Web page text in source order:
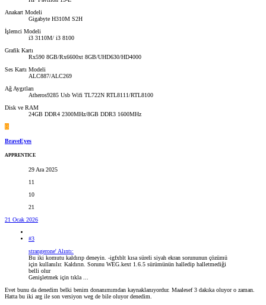
Anakart Modeli
Gigabyte H310M S2H
İşlemci Modeli
i3 3110M/ i3 8100
Grafik Kartı
Rx590 8GB/Rx6600xt 8GB/UHD630/HD4000
Ses Kartı Modeli
ALC887/ALC269
Ağ Aygıtları
Atheros9285 Usb Wifi TL722N RTL8111/RTL8100
Disk ve RAM
24GB DDR4 2300MHz/8GB DDR3 1600MHz
B
BraveEyes
APPRENTICE
29 Ara 2025
11
10
21
21 Ocak 2026
#3
strangerone' Alıntı:
Bu iki komutu kaldırıp deneyin. -igfxblt kısa süreli siyah ekran sorununun çözümü
için kullanılır. Kaldırın. Sorunu WEG.kext 1.6.5 sürümünün halledip halletmediği
belli olur
Genişletmek için tıkla ...
Evet bunu da denedim belki benim donanımımdan kaynaklanıyordur. Maalesef 3 dakıka oluyor o zaman.
Hatta bu iki arg ile son versiyon weg de bile oluyor denedim.